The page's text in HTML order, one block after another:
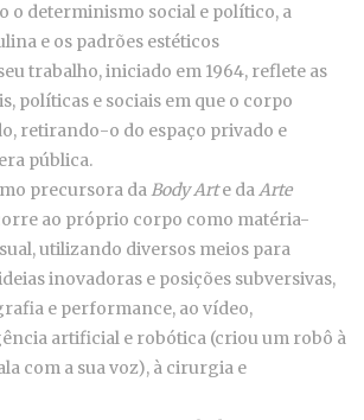
o determinismo social e político, a
e os padrões estéticos
trabalho, iniciado em 1964, reflete as
políticas e sociais em que o corpo
retirando-o do espaço privado e
pública.
precursora daBody Arte daArte
ao próprio corpo como matéria-
utilizando diversos meios para
inovadoras e posições subversivas,
e performance, ao vídeo,
artificial e robótica (criou um robô à
com a sua voz), à cirurgia e